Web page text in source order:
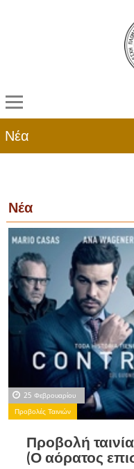
Νέα
Νέα
25 Φεβρουαρίου
Προβολές Ταινιών
Προβολή
(Ο αόρατος